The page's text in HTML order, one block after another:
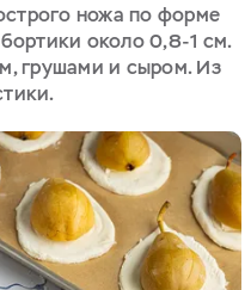
ножа по форме
около 0,8-1 см.
грушами и сыром. Из